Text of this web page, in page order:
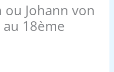
Johann von
18ème